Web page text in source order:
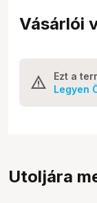
Vásárlói
Ezt a
Legyen
Utoljára